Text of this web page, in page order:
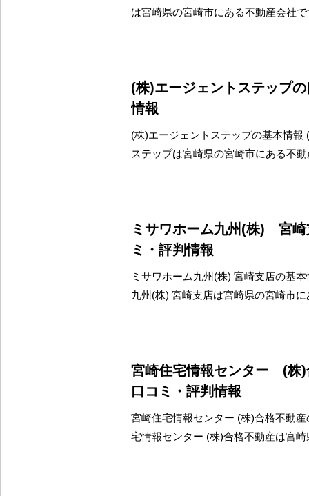
は宮崎県の宮崎市にある不動産会社
(株)エージェントステップ
情報
(株)エージェントステップの基本情報
ステップは宮崎県の宮崎市にある不
ミサワホーム九州(株) 宮崎
ミ・評判情報
ミサワホーム九州(株) 宮崎支店の基
九州(株) 宮崎支店は宮崎県の宮崎市に
宮崎住宅情報センター (株)
口コミ・評判情報
宮崎住宅情報センター (株)合格不動
宅情報センター (株)合格不動産は宮崎